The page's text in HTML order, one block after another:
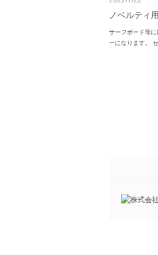
ノベルティ
サーフボード等
ーになります。